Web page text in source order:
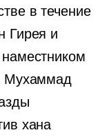
в течение
Гирея и
Мухаммад
хана